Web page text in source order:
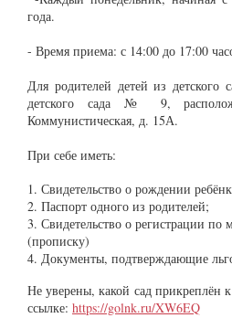
года.
- Время приема: с 14:00 до 17:00
Для родителей детей из
детского сада № 9,
Коммунистическая, д. 15А.
При себе иметь:
1. Свидетельство о рождении
2. Паспорт одного из родителей;
3. Свидетельство о регистрации по
(прописку)
4. Документы, подтверждающие
Не уверены, какой сад прикреплён
ссылке: https://golnk.ru/XW6EQ